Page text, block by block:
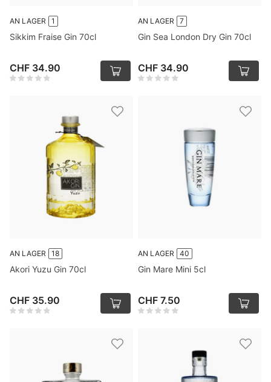
AN LAGER 1
Sikkim Fraise Gin 70cl
CHF 34.90
AN LAGER 7
Gin Sea London Dry Gin 70cl
CHF 34.90
AN LAGER 18
Akori Yuzu Gin 70cl
CHF 35.90
AN LAGER 40
Gin Mare Mini 5cl
CHF 7.50